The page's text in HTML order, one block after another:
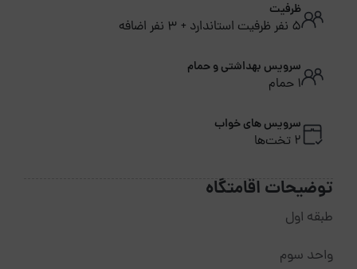
ظرفیت
5 نفر ظرفیت استاندارد + 3 نفر اضافه
سرویس بهداشتی و حمام
1 حمام
سرویس های خواب
2 تخت‌ها
توضیحات اقامتگاه
طبقه اول
واحد سوم